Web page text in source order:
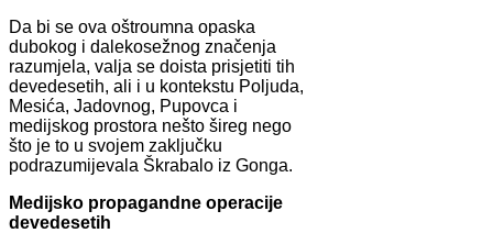
Da bi se ova oštroumna opaska
dubokog i dalekosežnog značenja
razumjela, valja se doista prisjetiti tih
devedesetih, ali i u kontekstu Poljuda,
Mesića, Jadovnog, Pupovca i
medijskog prostora nešto šireg nego
što je to u svojem zaključku
podrazumijevala Škrabalo iz Gonga.
Medijsko propagandne operacije
devedesetih